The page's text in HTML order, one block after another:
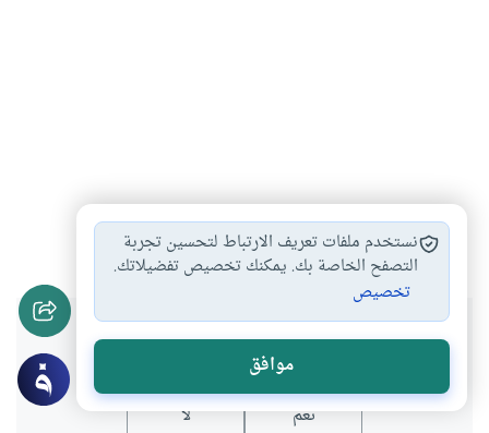
تأنيب الضمير #اليقظة النفسية #يقظة الضمير
هل انتفعت بهذا المحتوى؟
نعم لا
نستخدم ملفات تعريف الارتباط لتحسين تجربة
التصفح الخاصة بك. يمكنك تخصيص تفضيلاتك.
تخصيص
موافق